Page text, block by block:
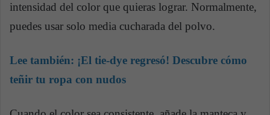
intensidad del color que quieras lograr. Normalmente,
puedes usar solo media cucharada del polvo.
Lee también: ¡El tie-dye regresó! Descubre cómo
teñir tu ropa con nudos